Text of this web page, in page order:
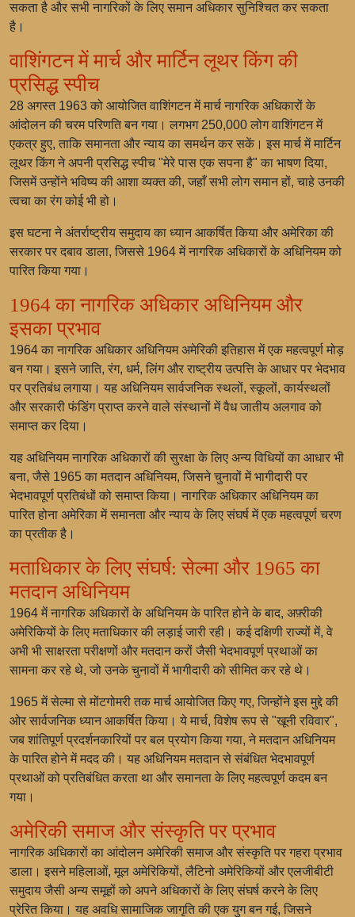
सकता है और सभी नागरिकों के लिए समान अधिकार सुनिश्चित कर सकता
है।
वाशिंगटन में मार्च और मार्टिन लूथर किंग की
प्रसिद्ध स्पीच
28 अगस्त 1963 को आयोजित वाशिंगटन में मार्च नागरिक अधिकारों के
आंदोलन की चरम परिणति बन गया। लगभग 250,000 लोग वाशिंगटन में
एकत्र हुए, ताकि समानता और न्याय का समर्थन कर सकें। इस मार्च में मार्टिन
लूथर किंग ने अपनी प्रसिद्ध स्पीच "मेरे पास एक सपना है" का भाषण दिया,
जिसमें उन्होंने भविष्य की आशा व्यक्त की, जहाँ सभी लोग समान हों, चाहे उनकी
त्वचा का रंग कोई भी हो।
इस घटना ने अंतर्राष्ट्रीय समुदाय का ध्यान आकर्षित किया और अमेरिका की
सरकार पर दबाव डाला, जिससे 1964 में नागरिक अधिकारों के अधिनियम को
पारित किया गया।
1964 का नागरिक अधिकार अधिनियम और
इसका प्रभाव
1964 का नागरिक अधिकार अधिनियम अमेरिकी इतिहास में एक महत्वपूर्ण मोड़
बन गया। इसने जाति, रंग, धर्म, लिंग और राष्ट्रीय उत्पत्ति के आधार पर भेदभाव
पर प्रतिबंध लगाया। यह अधिनियम सार्वजनिक स्थलों, स्कूलों, कार्यस्थलों
और सरकारी फंडिंग प्राप्त करने वाले संस्थानों में वैध जातीय अलगाव को
समाप्त कर दिया।
यह अधिनियम नागरिक अधिकारों की सुरक्षा के लिए अन्य विधियों का आधार भी
बना, जैसे 1965 का मतदान अधिनियम, जिसने चुनावों में भागीदारी पर
भेदभावपूर्ण प्रतिबंधों को समाप्त किया। नागरिक अधिकार अधिनियम का
पारित होना अमेरिका में समानता और न्याय के लिए संघर्ष में एक महत्वपूर्ण चरण
का प्रतीक है।
मताधिकार के लिए संघर्ष: सेल्मा और 1965 का
मतदान अधिनियम
1964 में नागरिक अधिकारों के अधिनियम के पारित होने के बाद, अफ़्रीकी
अमेरिकियों के लिए मताधिकार की लड़ाई जारी रही। कई दक्षिणी राज्यों में, वे
अभी भी साक्षरता परीक्षणों और मतदान करों जैसी भेदभावपूर्ण प्रथाओं का
सामना कर रहे थे, जो उनके चुनावों में भागीदारी को सीमित कर रहे थे।
1965 में सेल्मा से मोंटगोमरी तक मार्च आयोजित किए गए, जिन्होंने इस मुद्दे की
ओर सार्वजनिक ध्यान आकर्षित किया। ये मार्च, विशेष रूप से "खूनी रविवार",
जब शांतिपूर्ण प्रदर्शनकारियों पर बल प्रयोग किया गया, ने मतदान अधिनियम
के पारित होने में मदद की। यह अधिनियम मतदान से संबंधित भेदभावपूर्ण
प्रथाओं को प्रतिबंधित करता था और समानता के लिए महत्वपूर्ण कदम बन
गया।
अमेरिकी समाज और संस्कृति पर प्रभाव
नागरिक अधिकारों का आंदोलन अमेरिकी समाज और संस्कृति पर गहरा प्रभाव
डाला। इसने महिलाओं, मूल अमेरिकियों, लैटिनो अमेरिकियों और एलजीबीटी
समुदाय जैसी अन्य समूहों को अपने अधिकारों के लिए संघर्ष करने के लिए
प्रेरित किया। यह अवधि सामाजिक जागृति की एक युग बन गई, जिसने